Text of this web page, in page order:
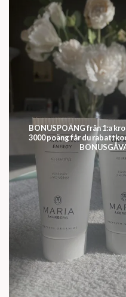
BONUSPOÄNG från 1:a
3000 poäng får du